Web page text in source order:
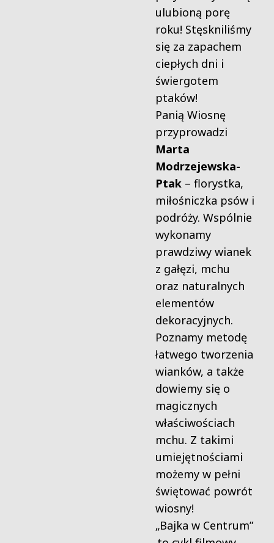
ulubioną porę
roku! Stęskniliśmy
się za zapachem
ciepłych dni i
świergotem
ptaków!
Panią Wiosnę
przyprowadzi
Marta
Modrzejewska-
Ptak – florystka,
miłośniczka psów i
podróży. Wspólnie
wykonamy
prawdziwy wianek
z gałęzi, mchu
oraz naturalnych
elementów
dekoracyjnych.
Poznamy metodę
łatwego tworzenia
wianków, a także
dowiemy się o
magicznych
właściwościach
mchu. Z takimi
umiejętnościami
możemy w pełni
świętować powrót
wiosny!
„Bajka w Centrum”